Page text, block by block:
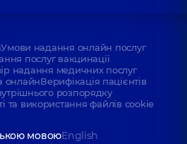
Умови надання онлайн послуг
послуг вакцинації
надання медичних послуг
онлайнВерифікація пацієнтів
розпорядку
та використання файлів cookie
мовоюEnglish